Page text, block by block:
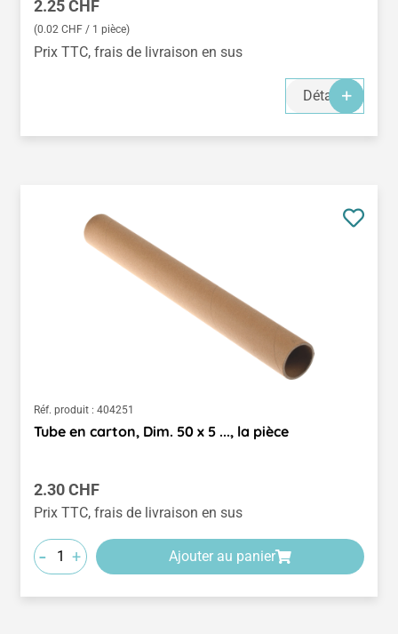
Prix régulier :
2.25 CHF
(0.02 CHF / 1 pièce)
Prix TTC, frais de livraison en sus
Détails
Réf. produit : 404251
Tube en carton, Dim. 50 x 5 ..., la pièce
Prix régulier :
2.30 CHF
Prix TTC, frais de livraison en sus
- + Ajouter au panier